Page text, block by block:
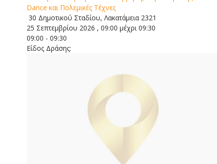
Dance και Πολεμικές Τέχνες
30 Δημοτικού Σταδίου, Λακατάμεια 2321
25 Σεπτεμβρίου 2026 , 09:00 μέχρι 09:30
09:00 - 09:30
Είδος Δράσης: